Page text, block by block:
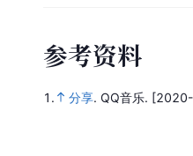
参考资料
1. 分享. QQ音乐.